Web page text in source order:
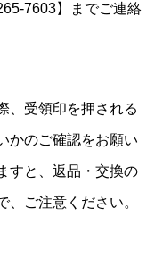
7603】までご連絡
、受領印を押される
かのご確認をお願い
すと、返品・交換の
ご注意ください。